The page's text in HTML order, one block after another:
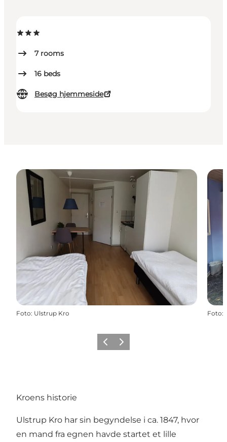
7 rooms
16 beds
Besøg hjemmeside
Foto: Ulstrup Kro Foto:
ForrigeNæste
Kroens historie
Ulstrup Kro har sin begyndelse i ca. 1847, hvor
en mand fra egnen havde startet et lille